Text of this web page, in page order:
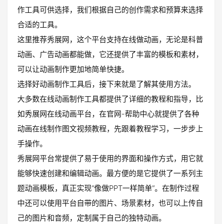
作工具可供选择，我们根据自己的创作需求和预算来选择
合适的工具。
这里推荐秀展网，这个平台支持在线做动画，无论是科普
动画、广告动画都能做，它还提供了丰富的模板和素材，
可以让动画制作更加地简单快捷。
选择好动画制作工具后，接下来就是了解其使用方法。
大多数在线动画制作工具都提供了详细的教程和指导，比
如秀展网在线动画平台，在官网-帮助中心就提供了各种
动画在线制作图文视频教程，先跟着教程学习，一步步上
手操作。
秀展网平台常提供了易于使用的界面和操作方式，用它就
能够快速创建和编辑动画。最方便的是它提供了一系列主
题动画模板，真正实现“像做PPT一样简单”。在制作过程
中还可以使用平台自带的图片、场景素材，也可以上传自
己的图片和音频，定制属于自己的独特动画。